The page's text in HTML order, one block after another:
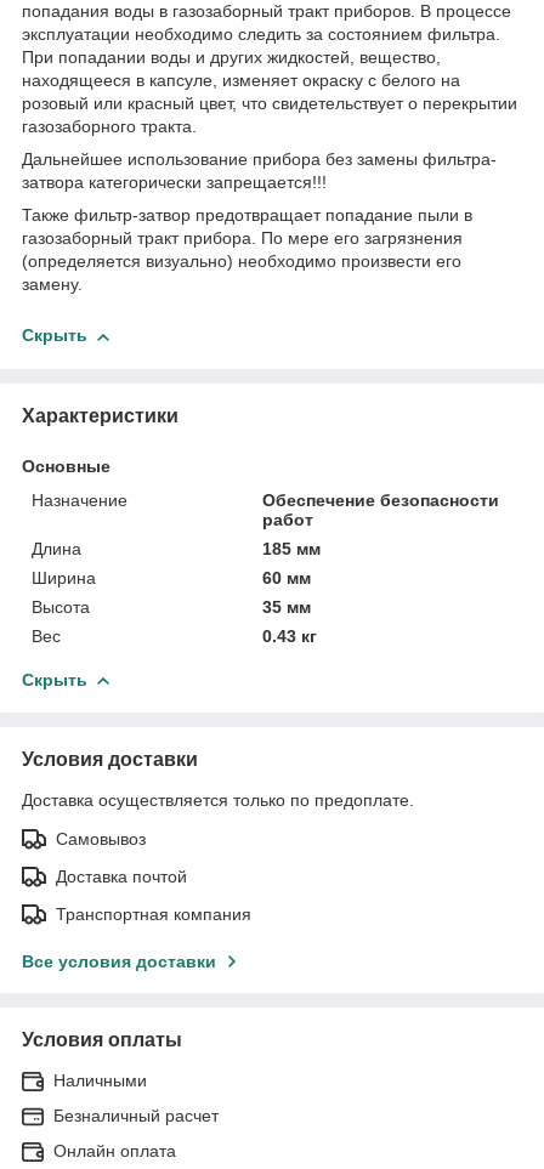
попадания воды в газозаборный тракт приборов. В процессе
эксплуатации необходимо следить за состоянием фильтра.
При попадании воды и других жидкостей, вещество,
находящееся в капсуле, изменяет окраску с белого на
розовый или красный цвет, что свидетельствует о перекрытии
газозаборного тракта.
Дальнейшее использование прибора без замены фильтра-
затвора категорически запрещается!!!
Также фильтр-затвор предотвращает попадание пыли в
газозаборный тракт прибора. По мере его загрязнения
(определяется визуально) необходимо произвести его
замену.
Скрыть
Характеристики
Основные
Назначение
Обеспечение безопасности
работ
Длина
185 мм
Ширина
60 мм
Высота
35 мм
Вес
0.43 кг
Скрыть
Условия доставки
Доставка осуществляется только по предоплате.
Самовывоз
Доставка почтой
Транспортная компания
Все условия доставки
Условия оплаты
Наличными
Безналичный расчет
Онлайн оплата